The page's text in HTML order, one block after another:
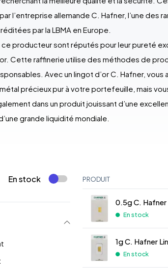
l’entreprise allemande C. Hafner, l’une des
par la LBMA en Europe.
ce producteur sont réputés pour leur pureté
Cette raffinerie utilise des méthodes de
Avec un lingot d’or C. Hafner, vous
précieux pur à votre portefeuille, mais
dans un produit jouissant d’une
grande liquidité mondiale.
En stock PRODUIT
0.5g C.
En stock
1g C. Hafner
En stock